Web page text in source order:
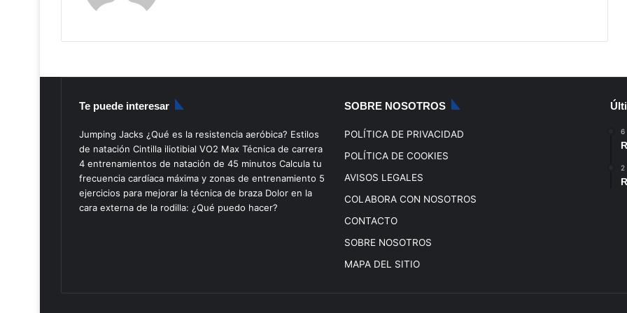
Te puede interesar
Jumping Jacks ¿Qué es la resistencia aeróbica? Estilos
de natación Cintilla iliotibial VO2 Max Técnica de carrera
4 entrenamientos de natación de 45 minutos Calcula tu
frecuencia cardíaca máxima y zonas de entrenamiento 5
ejercicios para mejorar la técnica de braza Dolor en la
cara externa de la rodilla: ¿Qué puedo hacer?
SOBRE NOSOTROS
POLÍTICA DE PRIVACIDAD
POLÍTICA DE COOKIES
AVISOS LEGALES
COLABORA CON NOSOTROS
CONTACTO
SOBRE NOSOTROS
MAPA DEL SITIO
6
2